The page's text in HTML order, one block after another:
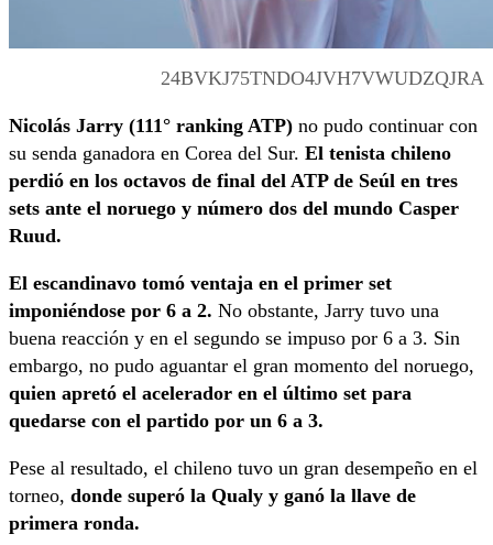
24BVKJ75TNDO4JVH7VWUDZQJRA
Nicolás Jarry (111° ranking ATP) no pudo continuar con
su senda ganadora en Corea del Sur. El tenista chileno
perdió en los octavos de final del ATP de Seúl en tres
sets ante el noruego y número dos del mundo Casper
Ruud.
El escandinavo tomó ventaja en el primer set
imponiéndose por 6 a 2. No obstante, Jarry tuvo una
buena reacción y en el segundo se impuso por 6 a 3. Sin
embargo, no pudo aguantar el gran momento del noruego,
quien apretó el acelerador en el último set para
quedarse con el partido por un 6 a 3.
Pese al resultado, el chileno tuvo un gran desempeño en el
torneo, donde superó la Qualy y ganó la llave de
primera ronda.